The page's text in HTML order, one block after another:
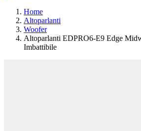
Home
Altoparlanti
Woofer
Altoparlanti EDPRO6-E9 Edge
Imbattibile